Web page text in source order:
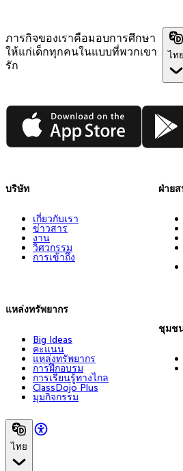
ภารกิจของเราคือมอบการศึกษา
ให้แก่เด็กทุกคนในแบบที่พวกเขา
รัก
ไทย
App Store Google
บริษัท
เกี่ยวกับเรา
ข่าวสาร
งาน
วิศวกรรม
การเข้าถึง
แหล่งทรัพยากร
Big Ideas
คะแนน
แหล่งทรัพยากร
การฝึกอบรม
การเรียนรู้ทางไกล
ClassDojo Plus
มุมกิจกรรม
ฝ่าย
ชุมช
ไทย